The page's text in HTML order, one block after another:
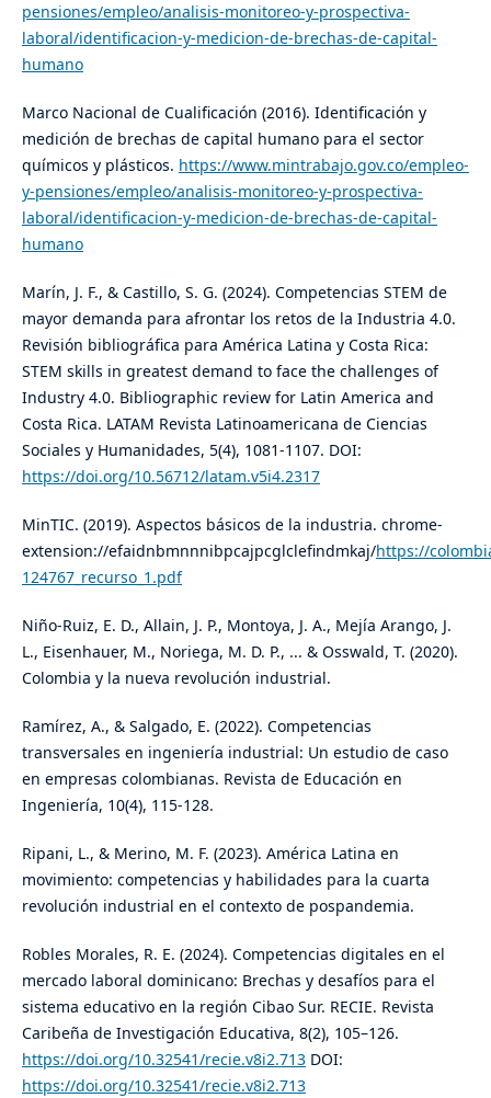
pensiones/empleo/analisis-monitoreo-y-prospectiva-
laboral/identificacion-y-medicion-de-brechas-de-capital-
humano
Marco Nacional de Cualificación (2016). Identificación y
medición de brechas de capital humano para el sector
químicos y plásticos. https://www.mintrabajo.gov.co/empleo-
y-pensiones/empleo/analisis-monitoreo-y-prospectiva-
laboral/identificacion-y-medicion-de-brechas-de-capital-
humano
Marín, J. F., & Castillo, S. G. (2024). Competencias STEM de
mayor demanda para afrontar los retos de la Industria 4.0.
Revisión bibliográfica para América Latina y Costa Rica:
STEM skills in greatest demand to face the challenges of
Industry 4.0. Bibliographic review for Latin America and
Costa Rica. LATAM Revista Latinoamericana de Ciencias
Sociales y Humanidades, 5(4), 1081-1107. DOI:
https://doi.org/10.56712/latam.v5i4.2317
MinTIC. (2019). Aspectos básicos de la industria. chrome-
extension://efaidnbmnnnibpcajpcglclefindmkaj/https://
124767_recurso_1.pdf
Niño-Ruiz, E. D., Allain, J. P., Montoya, J. A., Mejía Arango, J.
L., Eisenhauer, M., Noriega, M. D. P., ... & Osswald, T. (2020).
Colombia y la nueva revolución industrial.
Ramírez, A., & Salgado, E. (2022). Competencias
transversales en ingeniería industrial: Un estudio de caso
en empresas colombianas. Revista de Educación en
Ingeniería, 10(4), 115-128.
Ripani, L., & Merino, M. F. (2023). América Latina en
movimiento: competencias y habilidades para la cuarta
revolución industrial en el contexto de pospandemia.
Robles Morales, R. E. (2024). Competencias digitales en el
mercado laboral dominicano: Brechas y desafíos para el
sistema educativo en la región Cibao Sur. RECIE. Revista
Caribeña de Investigación Educativa, 8(2), 105–126.
https://doi.org/10.32541/recie.v8i2.713DOI:
https://doi.org/10.32541/recie.v8i2.713